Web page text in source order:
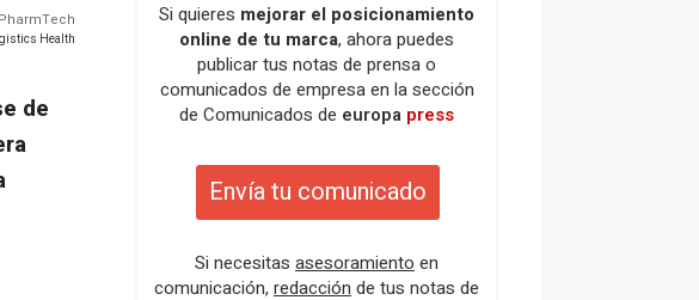
Health
de
Si quieres mejorar el posicionamiento
online de tu marca, ahora puedes
publicar tus notas de prensa o
comunicados de empresa en la sección
de Comunicados de europa press
Envía tu comunicado
Si necesitas asesoramiento en
comunicación, redacción de tus notas de